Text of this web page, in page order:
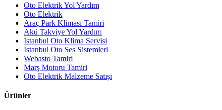
Oto Elektrik Yol Yardım
Oto Elektrik
Araç Park Kliması Tamiri
Akü Takviye Yol Yardım
İstanbul Oto Klima Servisi
İstanbul Oto Ses Sistemleri
Webasto Tamiri
Marş Motoru Tamiri
Oto Elektrik Malzeme Satışı
Ürünler